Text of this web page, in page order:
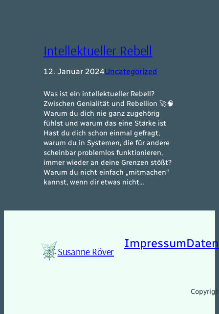
Intellektueller Rebell
12. Januar 2024Uncategorized
Was ist ein intellektueller Rebell?
Zwischen Genialität und Rebellion 🚀🧠
Warum du dich nie ganz zugehörig
fühlst und warum das eine Stärke ist
Hast du dich schon einmal gefragt,
warum du in Systemen, die für andere
scheinbar problemlos funktionieren,
immer wieder an deine Grenzen stößt?
Warum du nicht einfach „mitmachen“
kannst, wenn dir etwas nicht…
Susanne Röver
Impressum